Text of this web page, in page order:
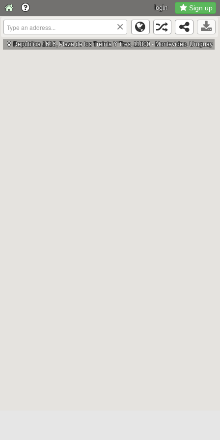
×
República 1616, Plaza de los Treinta Y Tres, 11800 - Montevideo, Uruguay
login Sign up